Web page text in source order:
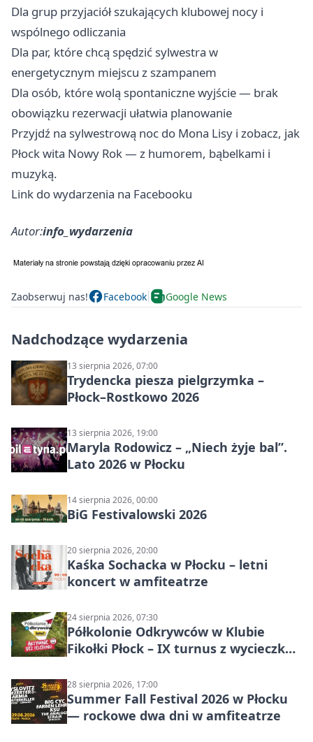
Dla grup przyjaciół szukających klubowej nocy i
wspólnego odliczania
Dla par, które chcą spędzić sylwestra w
energetycznym miejscu z szampanem
Dla osób, które wolą spontaniczne wyjście — brak
obowiązku rezerwacji ułatwia planowanie
Przyjdź na sylwestrową noc do Mona Lisy i zobacz, jak
Płock wita Nowy Rok — z humorem, bąbelkami i
muzyką.
Link do wydarzenia na Facebooku
Autor:info_wydarzenia
Zaobserwuj nas! Facebook Google News
Nadchodzące wydarzenia
13 sierpnia 2026, 07:00
Trydencka piesza pielgrzymka –
Płock–Rostkowo 2026
13 sierpnia 2026, 19:00
Maryla Rodowicz – „Niech żyje bal”.
Lato 2026 w Płocku
14 sierpnia 2026, 00:00
BiG Festivalowski 2026
20 sierpnia 2026, 20:00
Kaśka Sochacka w Płocku – letni
koncert w amfiteatrze
24 sierpnia 2026, 07:30
Półkolonie Odkrywców w Klubie
Fikołki Płock – IX turnus z wycieczką
28 sierpnia 2026, 17:00
Summer Fall Festival 2026 w Płocku
— rockowe dwa dni w amfiteatrze